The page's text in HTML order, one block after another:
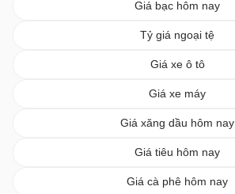
Giá bạc hôm nay
Tỷ giá ngoại tệ
Giá xe ô tô
Giá xe máy
Giá xăng dầu hôm nay
Giá tiêu hôm nay
Giá cà phê hôm nay